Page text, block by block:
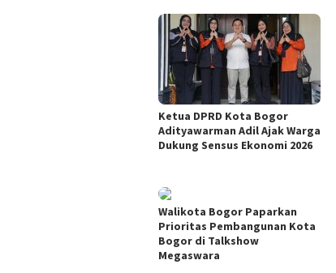
Ketua DPRD Kota Bogor
Adityawarman Adil Ajak Warga
Dukung Sensus Ekonomi 2026
Walikota Bogor Paparkan
Prioritas Pembangunan Kota
Bogor di Talkshow
Megaswara